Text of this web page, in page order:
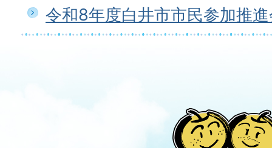
令和8年度白井市市民参加推